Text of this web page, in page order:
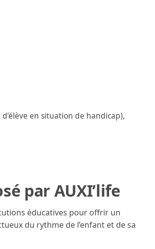
en situation de handicap),
par AUXI’life
éducatives pour offrir un
du rythme de l’enfant et de sa